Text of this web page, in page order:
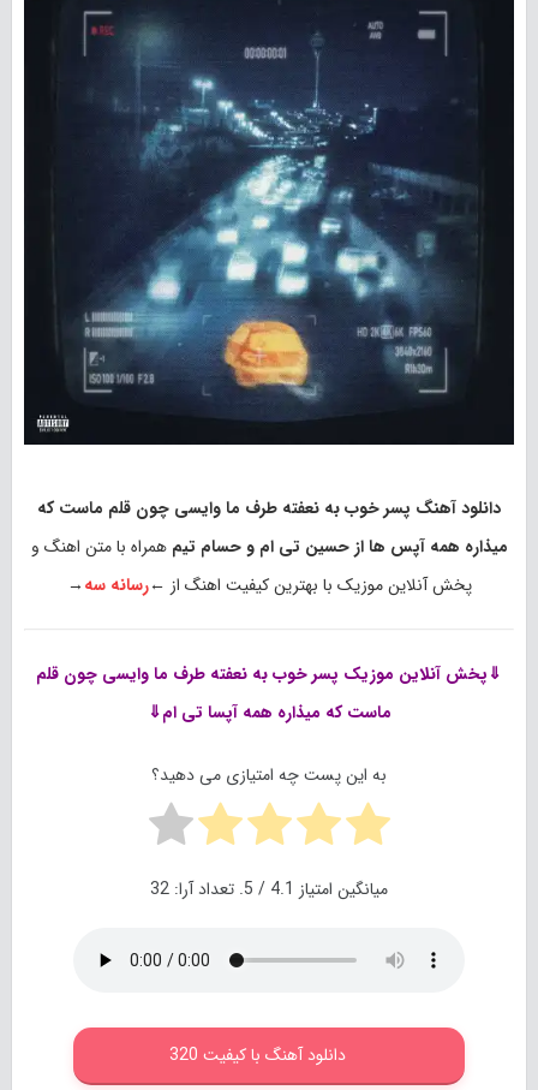
دانلود آهنگ پسر خوب به نعفته طرف ما وایسی چون قلم ماست که
میذاره همه آپس ها از حسین تی ام و حسام تیمهمراه با متن اهنگ و
پخش آنلاین موزیک با بهترین کیفیت اهنگ از ←رسانه سه→
⇓پخش آنلاین موزیک پسر خوب به نعفته طرف ما وایسی چون قلم
ماست که میذاره همه آپسا تی ام⇓
به این پست چه امتیازی می دهید؟
میانگین امتیاز 4.1 / 5. تعداد آرا: 32
دانلود آهنگ با کیفیت 320